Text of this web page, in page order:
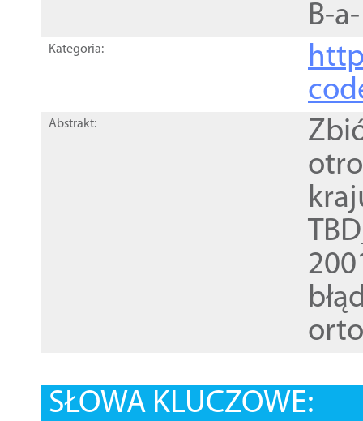
B-
Kategoria:
Abstrakt:
SŁOWA KLUCZOWE: